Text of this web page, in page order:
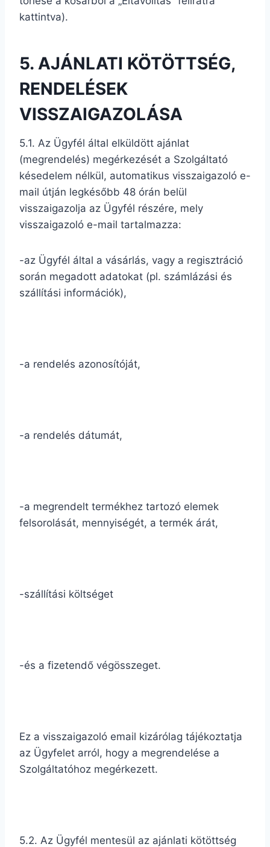
kattintva).
5. AJÁNLATI KÖTÖTTSÉG,
RENDELÉSEK
VISSZAIGAZOLÁSA
5.1. Az Ügyfél által elküldött ajánlat
(megrendelés) megérkezését a Szolgáltató
késedelem nélkül, automatikus visszaigazoló e-
mail útján legkésőbb 48 órán belül
visszaigazolja az Ügyfél részére, mely
visszaigazoló e-mail tartalmazza:
-az Ügyfél által a vásárlás, vagy a regisztráció
során megadott adatokat (pl. számlázási és
szállítási információk),
-a rendelés azonosítóját,
-a rendelés dátumát,
-a megrendelt termékhez tartozó elemek
felsorolását, mennyiségét, a termék árát,
-szállítási költséget
-és a fizetendő végösszeget.
Ez a visszaigazoló email kizárólag tájékoztatja
az Ügyfelet arról, hogy a megrendelése a
Szolgáltatóhoz megérkezett.
5.2. Az Ügyfél mentesül az ajánlati kötöttség